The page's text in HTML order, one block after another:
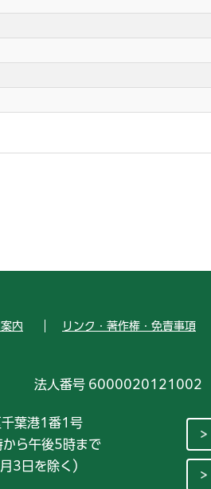
内 リンク・著作権・免責事項
法人番号 6000020121002
葉港1番1号
から午後5時まで
3日を除く）